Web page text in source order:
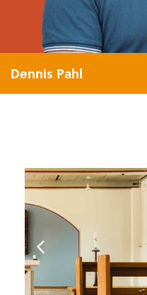
Dennis Pahl